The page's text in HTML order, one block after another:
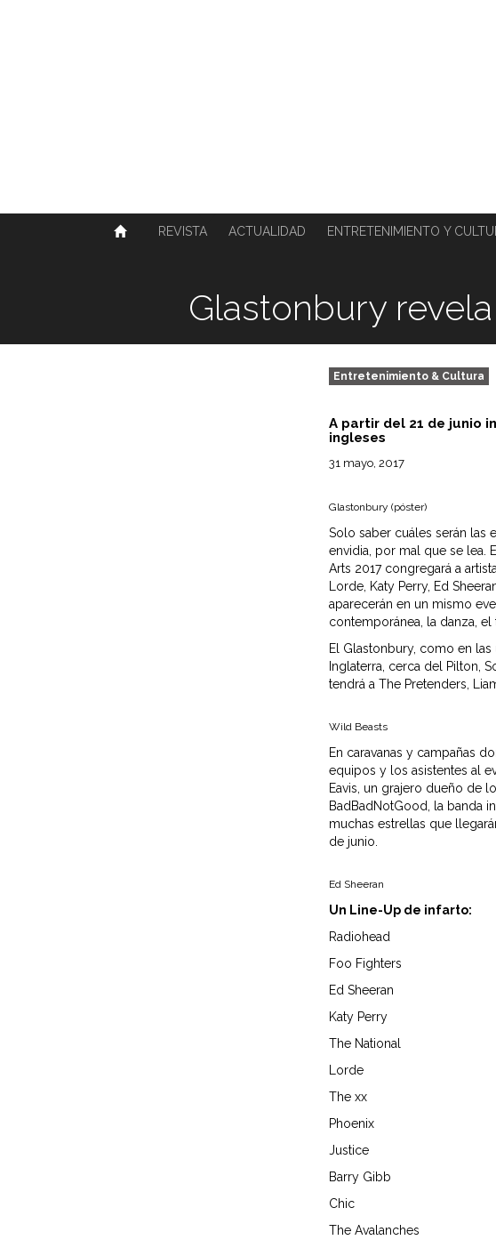
REVISTA ACTUALIDAD ENTRETENIMIENTO Y
Glastonbury
Entretenimiento & Cultura
A partir del 21 de junio
ingleses
31 mayo, 2017
Glastonbury (póster)
Solo saber cuáles serán las
envidia, por mal que se lea.
Arts 2017 congregará a
Lorde, Katy Perry, Ed
aparecerán en un mismo
contemporánea, la danza, el
El Glastonbury, como en
Inglaterra, cerca del Pilton,
tendrá a The Pretenders,
Wild Beasts
En caravanas y campañas
equipos y los asistentes al
Eavis, un grajero dueño de
BadBadNotGood, la banda
muchas estrellas que
de junio.
Ed Sheeran
Un Line-Up de infarto:
Radiohead
Foo Fighters
Ed Sheeran
Katy Perry
The National
Lorde
The xx
Phoenix
Justice
Barry Gibb
Chic
The Avalanches